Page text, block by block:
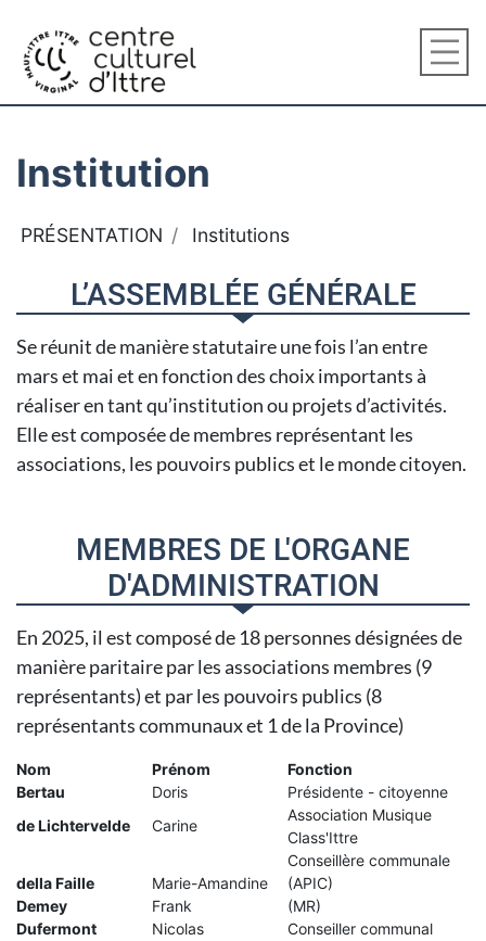
Institution
PRÉSENTATION Institutions
L’ASSEMBLÉE GÉNÉRALE
Se réunit de manière statutaire une fois l’an entre
mars et mai et en fonction des choix importants à
réaliser en tant qu’institution ou projets d’activités.
Elle est composée de membres représentant les
associations, les pouvoirs publics et le monde citoyen.
MEMBRES DE L'ORGANE
D'ADMINISTRATION
En 2025, il est composé de 18 personnes désignées de
manière paritaire par les associations membres (9
représentants) et par les pouvoirs publics (8
représentants communaux et 1 de la Province)
Nom Prénom
Fonction
Bertau
Doris
Présidente - citoyenne
de Lichtervelde
Carine
Association Musique
Class'Ittre
della Faille
Demey
Dufermont
Marie-Amandine
Frank
Nicolas
Conseillère communale
(APIC)
(MR)
Conseiller communal